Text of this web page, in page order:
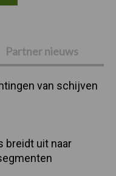
Partner nieuws
van schijven
breidt uit naar